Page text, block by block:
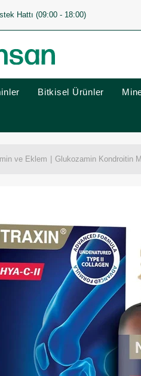
Hattı (09:00 - 18:00)
Bitkisel Ürünler
ve Eklem Glukozamin Kondroitin